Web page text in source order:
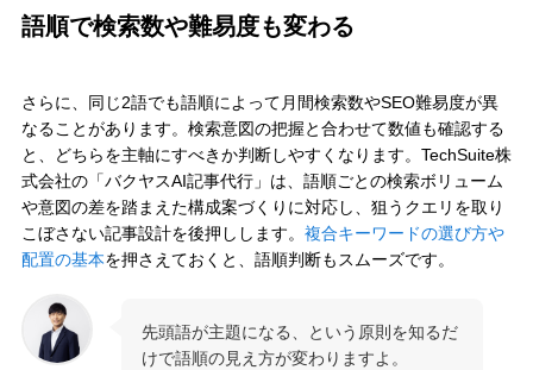
語順で検索数や難易度も変わる
さらに、同じ2語でも語順によって月間検索数やSEO難易度が異
なることがあります。検索意図の把握と合わせて数値も確認する
と、どちらを主軸にすべきか判断しやすくなります。TechSuite株
式会社の「バクヤスAI記事代行」は、語順ごとの検索ボリューム
や意図の差を踏まえた構成案づくりに対応し、狙うクエリを取り
こぼさない記事設計を後押しします。 複合キーワードの選び方や
配置の基本を押さえておくと、語順判断もスムーズです。
先頭語が主題になる、という原則を知るだ
けで語順の見え方が変わりますよ。